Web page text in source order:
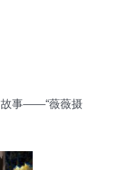
故事——“薇薇摄